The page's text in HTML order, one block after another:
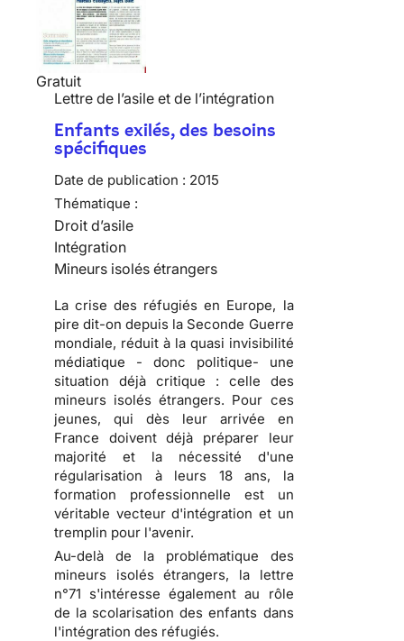
Gratuit
Lettre de l’asile et de l’intégration
Enfants exilés, des besoins
spécifiques
Date de publication : 2015
Thématique :
Droit d’asile
Intégration
Mineurs isolés étrangers
La crise des réfugiés en Europe, la
pire dit-on depuis la Seconde Guerre
mondiale, réduit à la quasi invisibilité
médiatique - donc politique- une
situation déjà critique : celle des
mineurs isolés étrangers. Pour ces
jeunes, qui dès leur arrivée en
France doivent déjà préparer leur
majorité et la nécessité d'une
régularisation à leurs 18 ans, la
formation professionnelle est un
véritable vecteur d'intégration et un
tremplin pour l'avenir.
Au-delà de la problématique des
mineurs isolés étrangers, la lettre
n°71 s'intéresse également au rôle
de la scolarisation des enfants dans
l'intégration des réfugiés.